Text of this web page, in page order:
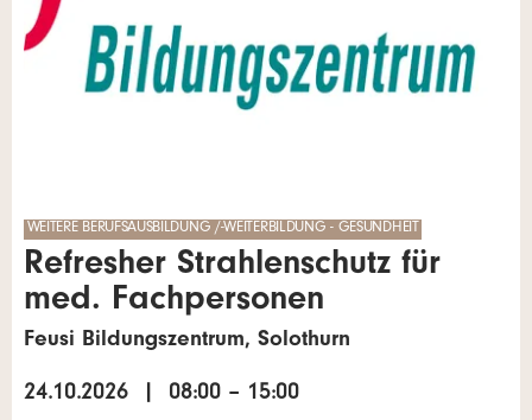
WEITERE BERUFSAUSBILDUNG /-WEITERBILDUNG - GESUNDHEIT
Refresher Strahlenschutz für
med. Fachpersonen
Feusi Bildungszentrum, Solothurn
24.10.2026 | 08:00 – 15:00